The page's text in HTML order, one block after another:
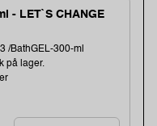
- LET`S CHANGE
/BathGEL-300-ml
på lager.